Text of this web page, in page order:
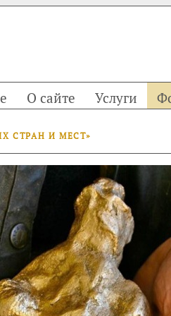
О сайте Услуги
СТРАН И МЕСТ»